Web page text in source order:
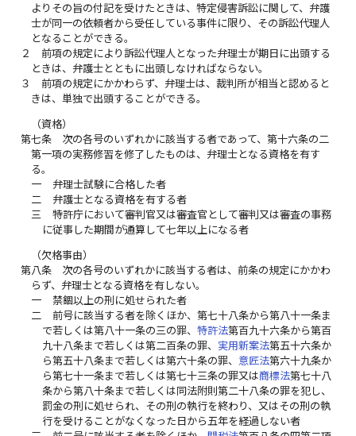
よりその旨の付記を受けたときは、特定侵害訴訟に関して、弁護
士が同一の依頼者から受任している事件に限り、その訴訟代理人
となることができる。
２
前項の規定により訴訟代理人となった弁理士が期日に出頭する
ときは、弁護士とともに出頭しなければならない。
３
前項の規定にかかわらず、弁理士は、裁判所が相当と認めると
きは、単独で出頭することができる。
（資格）
第七条
次の各号のいずれかに該当する者であって、第十六条の二
第一項の実務修習を修了したものは、弁理士となる資格を有す
る。
一
弁理士試験に合格した者
二
弁護士となる資格を有する者
三
特許庁において審判官又は審査官として審判又は審査の事務
に従事した期間が通算して七年以上になる者
（欠格事由）
第八条
次の各号のいずれかに該当する者は、前条の規定にかかわ
らず、弁理士となる資格を有しない。
一
禁錮以上の刑に処せられた者
二
前号に該当する者を除くほか、第七十八条から第八十一条ま
で若しくは第八十一条の三の罪、 特許法第百九十六条から第百
九十八条まで若しくは第二百条の罪、 実用新案法第五十六条か
ら第五十八条まで若しくは第六十条の罪、 意匠法第六十九条か
ら第七十一条まで若しくは第七十三条の罪又は商標法第七十八
条から第八十条まで若しくは同法附則第二十八条の罪を犯し、
罰金の刑に処せられ、その刑の執行を終わり、又はその刑の執
行を受けることがなくなった日から五年を経過しない者